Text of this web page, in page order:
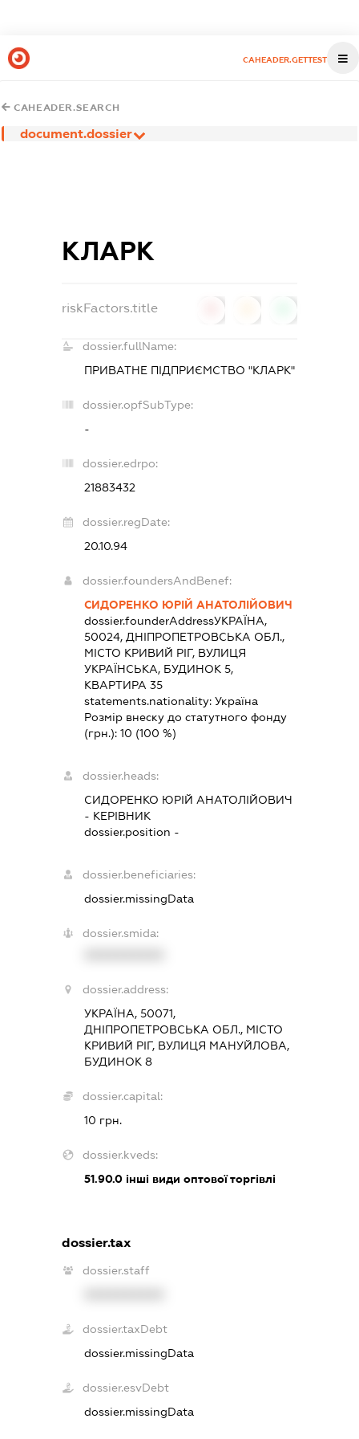
CAHEADER.GETTEST
CAHEADER.SEARCH
document.dossier
КЛАРК
riskFactors.title
dossier.fullName:
ПРИВАТНЕ ПІДПРИЄМСТВО "КЛАРК"
dossier.opfSubType:
-
dossier.edrpo:
21883432
dossier.regDate:
20.10.94
dossier.foundersAndBenef:
СИДОРЕНКО ЮРІЙ АНАТОЛІЙОВИЧ
dossier.founderAddressУКРАЇНА,
50024, ДНІПРОПЕТРОВСЬКА ОБЛ.,
МІСТО КРИВИЙ РІГ, ВУЛИЦЯ
УКРАЇНСЬКА, БУДИНОК 5,
КВАРТИРА 35
statements.nationality:Україна
Розмір внеску до статутного фонду
(грн.):10 (100 %)
dossier.heads:
СИДОРЕНКО ЮРІЙ АНАТОЛІЙОВИЧ
- КЕРІВНИК
dossier.position -
dossier.beneficiaries:
dossier.missingData
dossier.smida:
dossier.address:
УКРАЇНА, 50071,
ДНІПРОПЕТРОВСЬКА ОБЛ., МІСТО
КРИВИЙ РІГ, ВУЛИЦЯ МАНУЙЛОВА,
БУДИНОК 8
dossier.capital:
10 грн.
dossier.kveds:
51.90.0 інші види оптової торгівлі
dossier.tax
dossier.staff
dossier.taxDebt
dossier.missingData
dossier.esvDebt
dossier.missingData